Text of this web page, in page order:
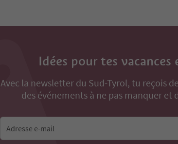
Idées pour tes vacances
Avec la newsletter du Sud-Tyrol, tu reçois
des événements à ne pas manquer et
Adresse e-mail